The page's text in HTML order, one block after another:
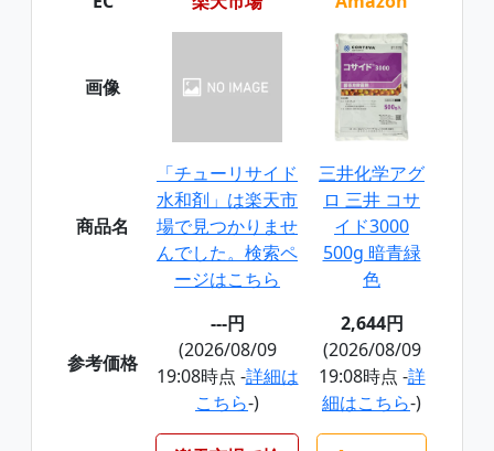
画像
商品名
「チューリサイド
水和剤」は楽天市
場で見つかりませ
んでした。検索ペ
ージはこちら
三井化学アグ
ロ 三井 コサ
イド3000
500g 暗青緑
色
参考価格
---円
(2026/08/09
19:08時点 -詳細は
こちら-)
2,644円
(2026/08/09
19:08時点 -詳
細はこちら-)